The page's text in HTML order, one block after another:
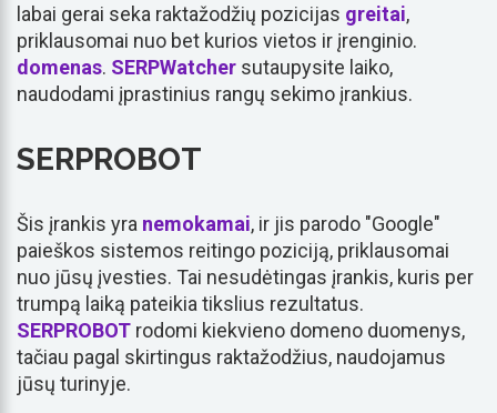
labai gerai seka raktažodžių pozicijas greitai,
priklausomai nuo bet kurios vietos ir įrenginio.
domenas. SERPWatcher sutaupysite laiko,
naudodami įprastinius rangų sekimo įrankius.
SERPROBOT
Šis įrankis yra nemokamai, ir jis parodo "Google"
paieškos sistemos reitingo poziciją, priklausomai
nuo jūsų įvesties. Tai nesudėtingas įrankis, kuris per
trumpą laiką pateikia tikslius rezultatus.
SERPROBOT rodomi kiekvieno domeno duomenys,
tačiau pagal skirtingus raktažodžius, naudojamus
jūsų turinyje.